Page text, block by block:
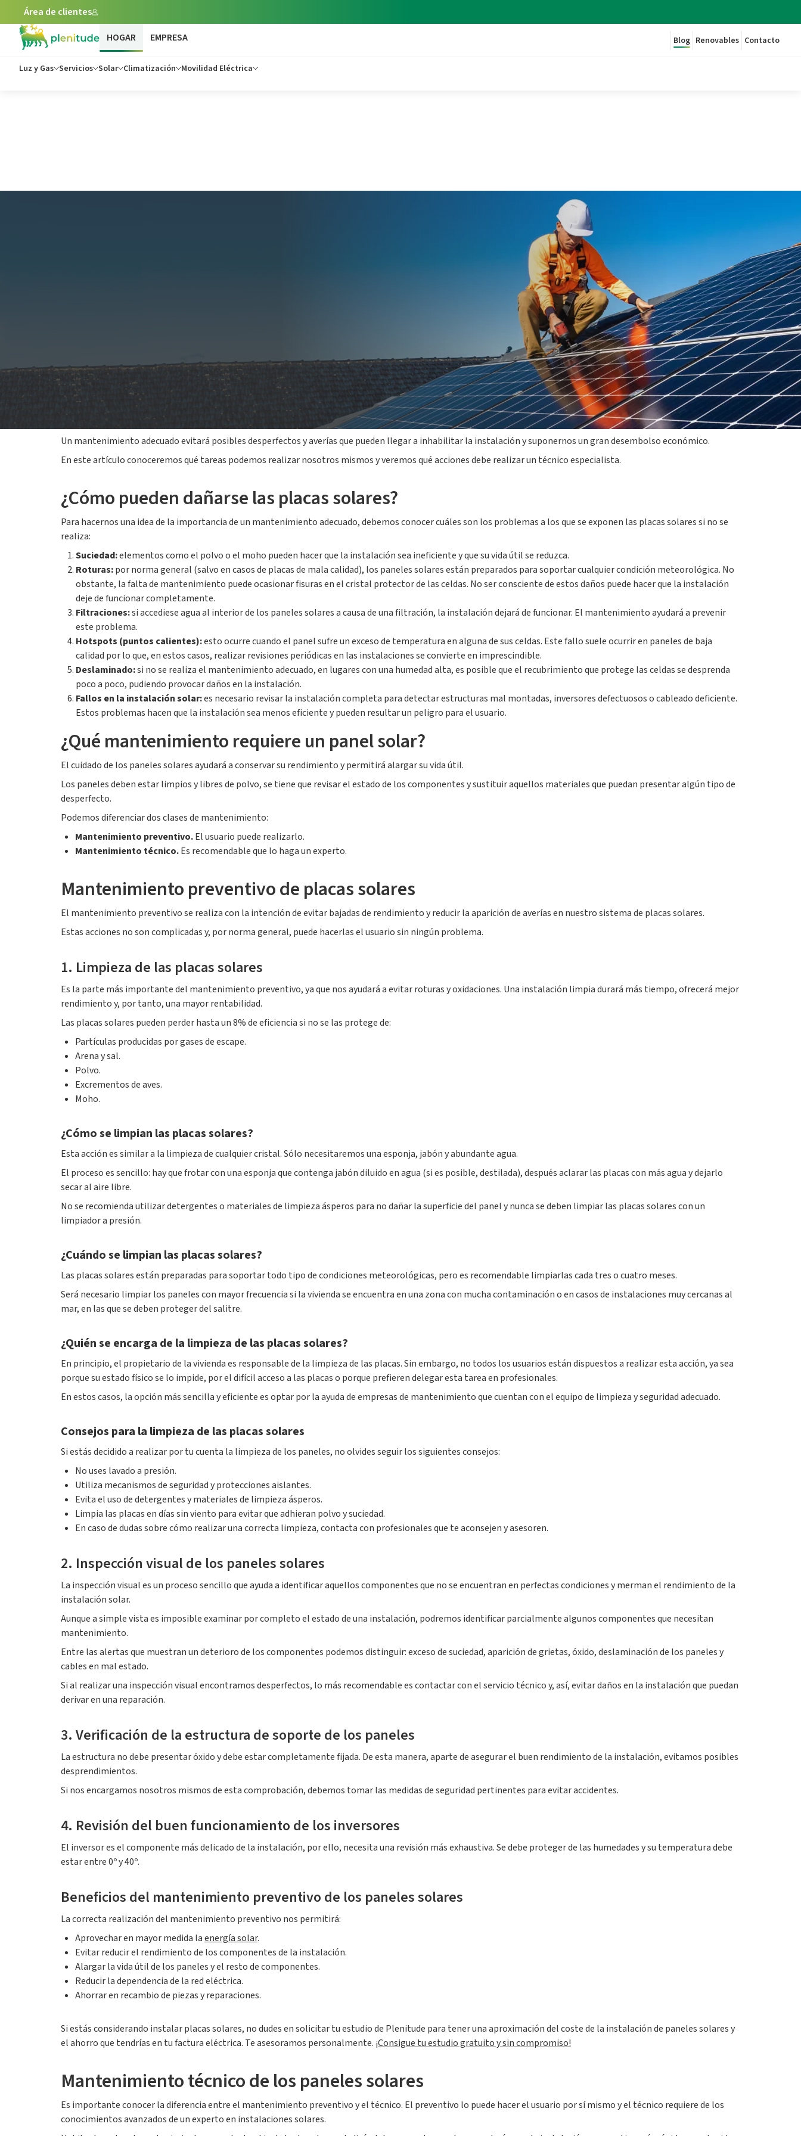
Área de clientes
HOGAR
Luz y Gas Servicios Solar Climatización Movilidad Eléctrica
EMPRESA Blog Renovables Contacto
29 diciembre 2022
Cuando nos decantamos por la
instalación de paneles solares
, debemos tener en cuenta que el mantenimiento es de vital importancia para su correcto
funcionamiento.
Es necesario realizar una serie de cuidados que ayuden a alargar su vida útil y a mantenerlos funcionando a un buenrendimiento.
Un mantenimiento adecuado evitará posibles desperfectos y averías que pueden llegar a inhabilitar la instalación y suponernos un gran desembolso económico.
En este artículo conoceremos qué tareas podemos realizar nosotros mismos y veremos qué acciones debe realizar un técnico especialista.
¿Cómo pueden dañarse las placas solares?
Para hacernos una idea de la importancia de un mantenimiento adecuado, debemos conocer cuáles son los problemas a los que se exponen las placas solares si no se
realiza:
Suciedad:elementos como el polvo o el moho pueden hacer que la instalación sea ineficiente y que su vida útil se reduzca.
Roturas:por norma general (salvo en casos de placas de mala calidad), los paneles solares están preparados para soportar cualquier condición meteorológica. No
obstante, la falta de mantenimiento puede ocasionar fisuras en el cristal protector de las celdas. No ser consciente de estos daños puede hacer que la instalación
deje de funcionar completamente.
Filtraciones:si accediese agua al interior de los paneles solares a causa de una filtración, la instalación dejará de funcionar. El mantenimiento ayudará a prevenir
este problema.
Hotspots (puntos calientes):esto ocurre cuando el panel sufre un exceso de temperatura en alguna de sus celdas. Este fallo suele ocurrir en paneles de baja
calidad por lo que, en estos casos, realizar revisiones periódicas en las instalaciones se convierte en imprescindible.
Deslaminado:si no se realiza el mantenimiento adecuado, en lugares con una humedad alta, es posible que el recubrimiento que protege las celdas se desprenda
poco a poco, pudiendo provocar daños en la instalación.
Fallos en la instalación solar:es necesario revisar la instalación completa para detectar estructuras mal montadas, inversores defectuosos o cableado deficiente.
Estos problemas hacen que la instalación sea menos eficiente y pueden resultar un peligro para el usuario.
¿Qué mantenimiento requiere un panel solar?
El cuidado de los paneles solares ayudará a conservar su rendimiento y permitirá alargar su vida útil.
Los paneles deben estar limpios y libres de polvo, se tiene que revisar el estado de los componentes y sustituir aquellos materiales que puedan presentar algún tipo de
desperfecto.
Podemos diferenciar dos clases de mantenimiento:
Mantenimiento preventivo.El usuario puede realizarlo.
Mantenimiento técnico.Es recomendable que lo haga un experto.
Mantenimiento preventivo de placas solares
El mantenimiento preventivo se realiza con la intención de evitar bajadas de rendimiento y reducir la aparición de averías en nuestro sistema de placas solares.
Estas acciones no son complicadas y, por norma general, puede hacerlas el usuario sin ningún problema.
1. Limpieza de las placas solares
Es la parte más importante del mantenimiento preventivo, ya que nos ayudará a evitar roturas y oxidaciones. Una instalación limpia durará más tiempo, ofrecerá mejor
rendimiento y, por tanto, una mayor rentabilidad.
Las placas solares pueden perder hasta un 8% de eficiencia si no se las protege de:
Partículas producidas por gases de escape.
Arena y sal.
Polvo.
Excrementos de aves.
Moho.
¿Cómo se limpian las placas solares?
Esta acción es similar a la limpieza de cualquier cristal. Sólo necesitaremos una esponja, jabón y abundante agua.
El proceso es sencillo: hay que frotar con una esponja que contenga jabón diluido en agua (si es posible, destilada), después aclarar las placas con más agua y dejarlo
secar al aire libre.
No se recomienda utilizar detergentes o materiales de limpieza ásperos para no dañar la superficie del panel y nunca se deben limpiar las placas solares con un
limpiador a presión.
¿Cuándo se limpian las placas solares?
Las placas solares están preparadas para soportar todo tipo de condiciones meteorológicas, pero es recomendable limpiarlas cada tres o cuatro meses.
Será necesario limpiar los paneles con mayor frecuencia si la vivienda se encuentra en una zona con mucha contaminación o en casos de instalaciones muy cercanas al
mar, en las que se deben proteger del salitre.
¿Quién se encarga de la limpieza de las placas solares?
En principio, el propietario de la vivienda es responsable de la limpieza de las placas. Sin embargo, no todos los usuarios están dispuestos a realizar esta acción, ya sea
porque su estado físico se lo impide, por el difícil acceso a las placas o porque prefieren delegar esta tarea en profesionales.
En estos casos, la opción más sencilla y eficiente es optar por la ayuda de empresas de mantenimiento que cuentan con el equipo de limpieza y seguridad adecuado.
Consejos para la limpieza de las placas solares
Si estás decidido a realizar por tu cuenta la limpieza de los paneles, no olvides seguir los siguientes consejos:
No uses lavado a presión.
Utiliza mecanismos de seguridad y protecciones aislantes.
Evita el uso de detergentes y materiales de limpieza ásperos.
Limpia las placas en días sin viento para evitar que adhieran polvo y suciedad.
En caso de dudas sobre cómo realizar una correcta limpieza, contacta con profesionales que te aconsejen y asesoren.
2. Inspección visual de los paneles solares
La inspección visual es un proceso sencillo que ayuda a identificar aquellos componentes que no se encuentran en perfectas condiciones y merman el rendimiento de la
instalación solar.
Aunque a simple vista es imposible examinar por completo el estado de una instalación, podremos identificar parcialmente algunos componentes que necesitan
mantenimiento.
Entre las alertas que muestran un deterioro de los componentes podemos distinguir: exceso de suciedad, aparición de grietas, óxido, deslaminación de los paneles y
cables en mal estado.
Si al realizar una inspección visual encontramos desperfectos, lo más recomendable es contactar con el servicio técnico y, así, evitar daños en la instalación que puedan
derivar en una reparación.
3. Verificación de la estructura de soporte de los paneles
La estructura no debe presentar óxido y debe estar completamente fijada. De esta manera, aparte de asegurar el buen rendimiento de la instalación, evitamos posibles
desprendimientos.
Si nos encargamos nosotros mismos de esta comprobación, debemos tomar las medidas de seguridad pertinentes para evitar accidentes.
4. Revisión del buen funcionamiento de los inversores
El inversor es el componente más delicado de la instalación, por ello, necesita una revisión más exhaustiva. Se debe proteger de las humedades y su temperatura debe
estar entre 0º y 40º.
Beneficios del mantenimiento preventivo de los paneles solares
La correcta realización del mantenimiento preventivo nos permitirá:
Aprovechar en mayor medida laenergía solar.
Evitar reducir el rendimiento de los componentes de la instalación.
Alargar la vida útil de los paneles y el resto de componentes.
Reducir la dependencia de la red eléctrica.
Ahorrar en recambio de piezas y reparaciones.
Si estás considerando instalar placas solares, no dudes en solicitar tu estudio de Plenitude para tener una aproximación del coste de la instalación de paneles solares y
el ahorro que tendrías en tu factura eléctrica. Te asesoramos personalmente. ¡Consigue tu estudio gratuito y sin compromiso!
Mantenimiento técnico de los paneles solares
Es importante conocer la diferencia entre el mantenimiento preventivo y el técnico. El preventivo lo puede hacer el usuario por sí mismo y el técnico requiere de los
conocimientos avanzados de un experto en instalaciones solares.